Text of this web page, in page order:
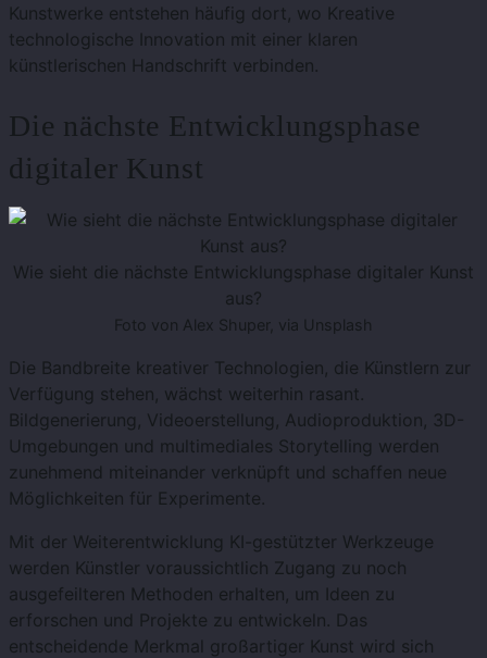
Kunstwerke entstehen häufig dort, wo Kreative
technologische Innovation mit einer klaren
künstlerischen Handschrift verbinden.
Die nächste Entwicklungsphase
digitaler Kunst
Wie sieht die nächste Entwicklungsphase digitaler Kunst
aus?
Foto von Alex Shuper, via Unsplash
Die Bandbreite kreativer Technologien, die Künstlern zur
Verfügung stehen, wächst weiterhin rasant.
Bildgenerierung, Videoerstellung, Audioproduktion, 3D-
Umgebungen und multimediales Storytelling werden
zunehmend miteinander verknüpft und schaffen neue
Möglichkeiten für Experimente.
Mit der Weiterentwicklung KI-gestützter Werkzeuge
werden Künstler voraussichtlich Zugang zu noch
ausgefeilteren Methoden erhalten, um Ideen zu
erforschen und Projekte zu entwickeln. Das
entscheidende Merkmal großartiger Kunst wird sich